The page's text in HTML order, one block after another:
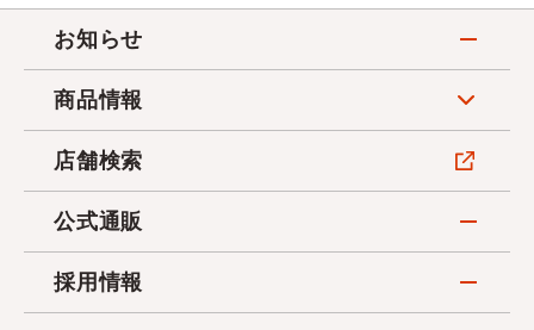
お知らせ
商品情報
店舗検索
公式通販
採用情報